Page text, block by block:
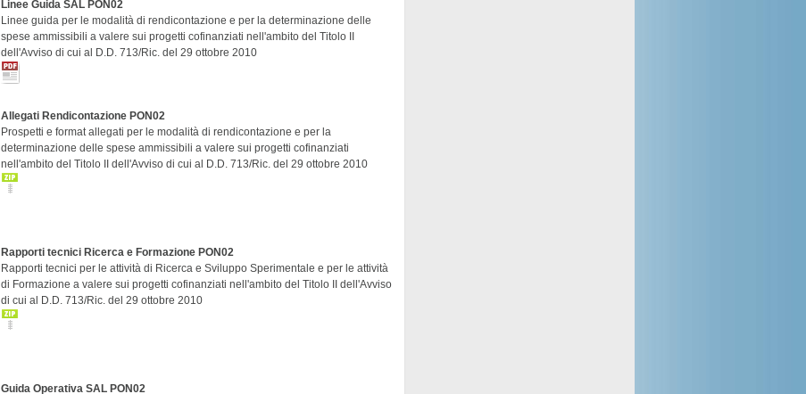
Linee Guida SAL PON02
Linee guida per le modalità di rendicontazione e per la determinazione delle
spese ammissibili a valere sui progetti cofinanziati nell'ambito del Titolo II
dell'Avviso di cui al D.D. 713/Ric. del 29 ottobre 2010
Allegati Rendicontazione PON02
Prospetti e format allegati per le modalità di rendicontazione e per la
determinazione delle spese ammissibili a valere sui progetti cofinanziati
nell'ambito del Titolo II dell'Avviso di cui al D.D. 713/Ric. del 29 ottobre 2010
Rapporti tecnici Ricerca e Formazione PON02
Rapporti tecnici per le attività di Ricerca e Sviluppo Sperimentale e per le attività
di Formazione a valere sui progetti cofinanziati nell'ambito del Titolo II dell'Avviso
di cui al D.D. 713/Ric. del 29 ottobre 2010
Guida Operativa SAL PON02